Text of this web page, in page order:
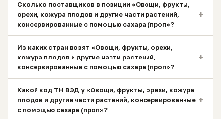
Сколько поставщиков в позиции «Овощи, фрукты,
орехи, кожура плодов и другие части растений,
консервированные с помощью сахара (проп»?
+
Из каких стран возят «Овощи, фрукты, орехи,
кожура плодов и другие части растений,
консервированные с помощью сахара (проп»?
+
Какой код ТН ВЭД у «Овощи, фрукты, орехи, кожура
плодов и другие части растений, консервированные
с помощью сахара (проп»?
+